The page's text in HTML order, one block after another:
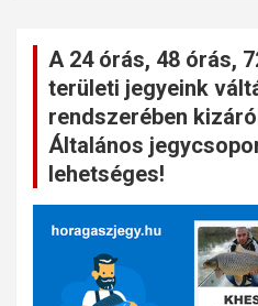
A 24 órás, 48 órás,
területi jegyeink
rendszerében
Általános
lehetséges!